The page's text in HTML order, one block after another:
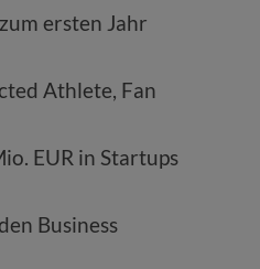
ersten Jahr
Athlete, Fan
EUR in Startups
Business